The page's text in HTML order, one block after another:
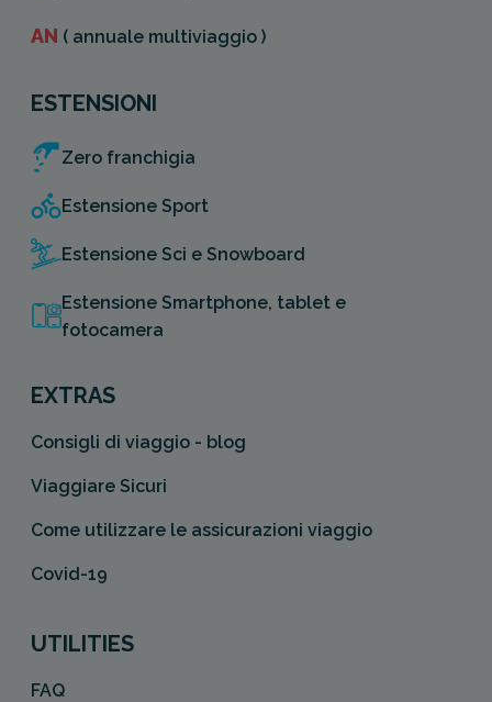
AN ( annuale multiviaggio )
ESTENSIONI
Zero franchigia
Estensione Sport
Estensione Sci e Snowboard
Estensione Smartphone, tablet e
fotocamera
EXTRAS
Consigli di viaggio - blog
Viaggiare Sicuri
Come utilizzare le assicurazioni viaggio
Covid-19
UTILITIES
FAQ